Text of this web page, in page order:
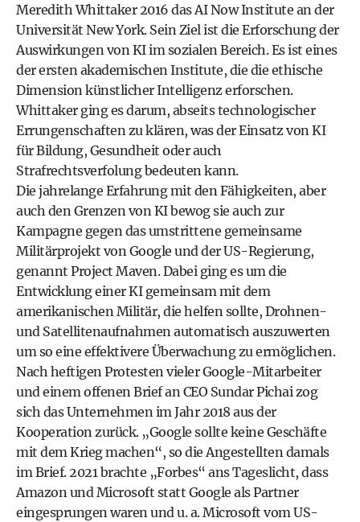
Meredith Whittaker 2016 das AI Now Institute an der
Universität New York. Sein Ziel ist die Erforschung der
Auswirkungen von KI im sozialen Bereich. Es ist eines
der ersten akademischen Institute, die die ethische
Dimension künstlicher Intelligenz erforschen.
Whittaker ging es darum, abseits technologischer
Errungenschaften zu klären, was der Einsatz von KI
für Bildung, Gesundheit oder auch
Strafrechtsverfolung bedeuten kann.
Die jahrelange Erfahrung mit den Fähigkeiten, aber
auch den Grenzen von KI bewog sie auch zur
Kampagne gegen das umstrittene gemeinsame
Militärprojekt von Google und der US-Regierung,
genannt Project Maven. Dabei ging es um die
Entwicklung einer KI gemeinsam mit dem
amerikanischen Militär, die helfen sollte, Drohnen-
und Satellitenaufnahmen automatisch auszuwerten
um so eine effektivere Überwachung zu ermöglichen.
Nach heftigen Protesten vieler Google-Mitarbeiter
und einem offenen Brief an CEO Sundar Pichai zog
sich das Unternehmen im Jahr 2018 aus der
Kooperation zurück. „Google sollte keine Geschäfte
mit dem Krieg machen“, so die Angestellten damals
im Brief. 2021 brachte „Forbes“ ans Tageslicht, dass
Amazon und Microsoft statt Google als Partner
eingesprungen waren und u. a. Microsoft vom US-